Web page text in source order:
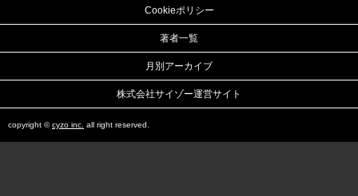
Cookieポリシー
著者一覧
月別アーカイブ
株式会社サイゾー運営サイト
copyright ©cyzo inc. all right reserved.